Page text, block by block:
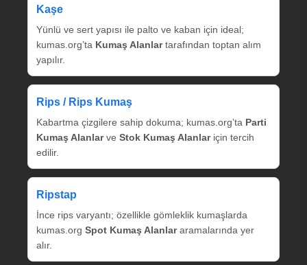
Kaşe
Yünlü ve sert yapısı ile palto ve kaban için ideal;
kumas.org’ta Kumaş Alanlartarafından toptan alım
yapılır.
Rips / Rips Kumaş
Kabartma çizgilere sahip dokuma; kumas.org’ta Parti
Kumaş Alanlarve Stok Kumaş Alanlariçin tercih
edilir.
Ripstap
İnce rips varyantı; özellikle gömleklik kumaşlarda
kumas.org Spot Kumaş Alanlararamalarında yer
alır.